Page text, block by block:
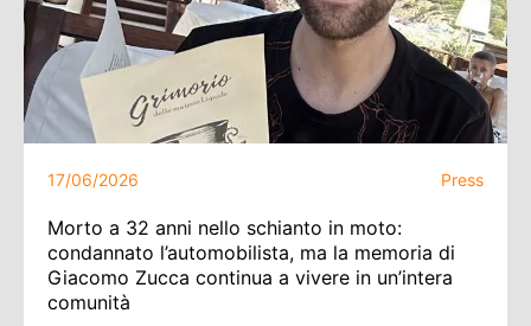
17/06/2026 Press
Morto a 32 anni nello schianto in moto:
condannato l’automobilista, ma la memoria di
Giacomo Zucca continua a vivere in un’intera
comunità